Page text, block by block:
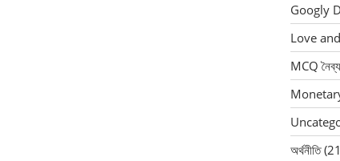
Googly
Love
MCQ
অর্থনীতি